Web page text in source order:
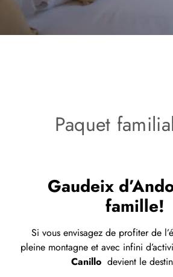
Paquet
Gaudeix
famille!
Si vous envisagez de profiter de
pleine montagne et avec infini
Canillo devient le